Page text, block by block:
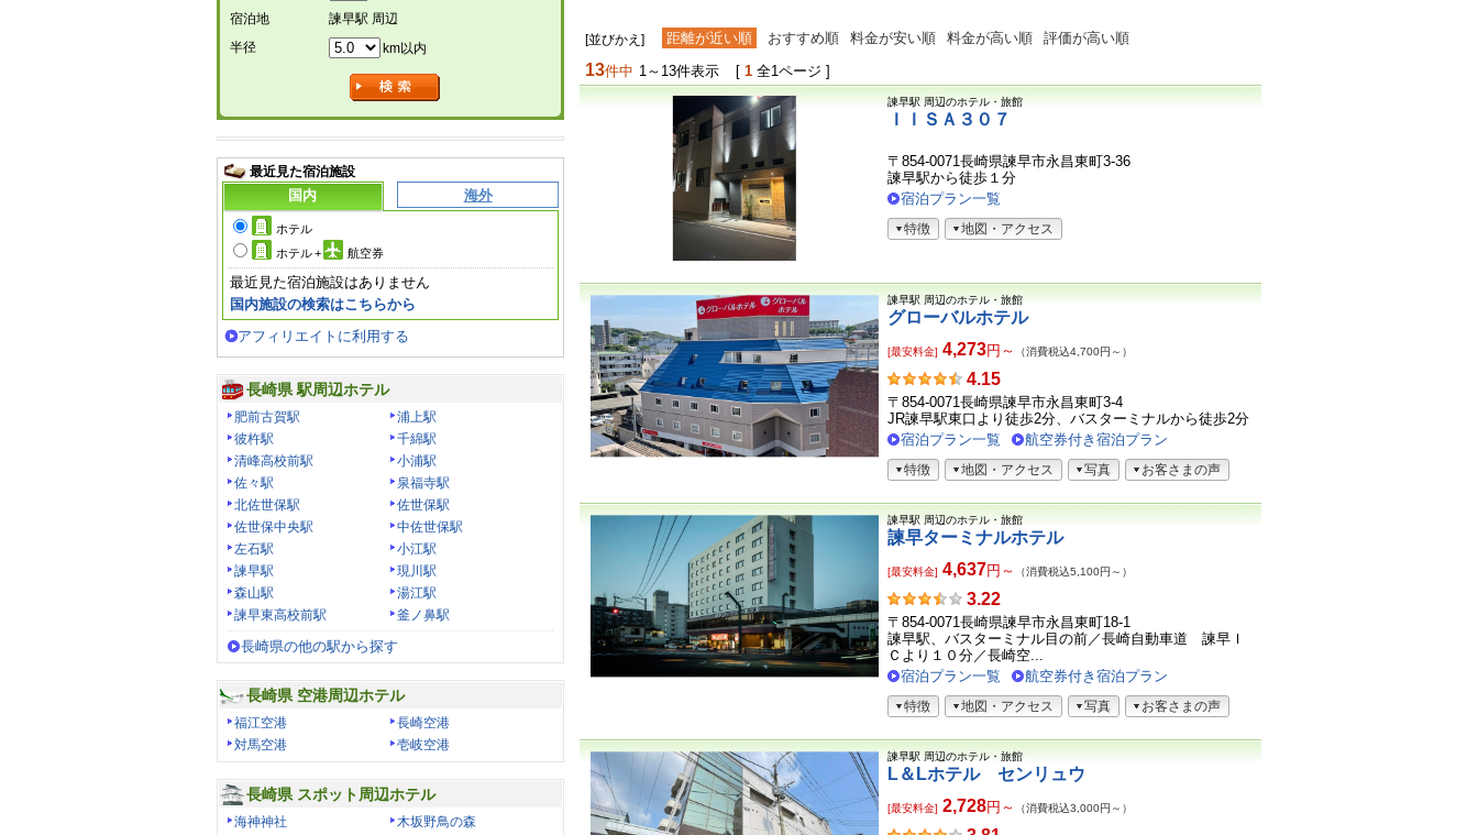
[並びかえ] 距離が近い順 おすすめ順 料金が安い順 料金が高い順 評価が高い順
13件中 1～13件表示 [ 1 全1ページ ]
諫早駅 周辺のホテル・旅館
ＩＩＳＡ３０７
〒854-0071長崎県諫早市永昌東町3-36
諫早駅から徒歩１分
宿泊プラン一覧
特徴 地図・アクセス
諫早駅 周辺のホテル・旅館
グローバルホテル
[最安料金] 4,273円～ （消費税込4,700円～）
お
客
さ
ま
声
4.15
〒854-0071長崎県諫早市永昌東町3-4
JR諫早駅東口より徒歩2分、バスターミナルから徒歩2分
宿泊プラン一覧
航空券付き宿泊プラン
特徴 地図・アクセス 写真 お客さまの声
諫早駅 周辺のホテル・旅館
諫早ターミナルホテル
[最安料金] 4,637円～ （消費税込5,100円～）
お
客
さ
ま
の
声
3.22
〒854-0071長崎県諫早市永昌東町18-1
諫早駅、バスターミナル目の前／長崎自動車道 諫早Ｉ
Ｃより１０分／長崎空...
宿泊プラン一覧
航空券付き宿泊プラン
特徴 地図・アクセス 写真 お客さまの声
諫早駅 周辺のホテル・旅館
L＆Lホテル センリュウ
[最安料金] 2,728円～ （消費税込3,000円～）
宿泊地
諫早駅 周辺
半径
km以内
最近見た宿泊施設
国内 海外
ホテル
ホテル+ 航空券
最近見た宿泊施設はありません
国内施設の検索はこちらから
アフィリエイトに利用する
長崎県 駅周辺ホテル
肥前古賀駅
浦上駅
彼杵駅
千綿駅
清峰高校前駅
小浦駅
佐々駅
泉福寺駅
北佐世保駅
佐世保駅
佐世保中央駅
中佐世保駅
左石駅
小江駅
諫早駅
現川駅
森山駅
湯江駅
諫早東高校前駅
釜ノ鼻駅
長崎県の他の駅から探す
長崎県 空港周辺ホテル
福江空港
長崎空港
対馬空港
壱岐空港
長崎県 スポット周辺ホテル
海神神社
木坂野鳥の森